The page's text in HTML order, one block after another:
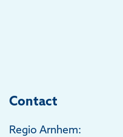
Contact
Regio Arnhem: